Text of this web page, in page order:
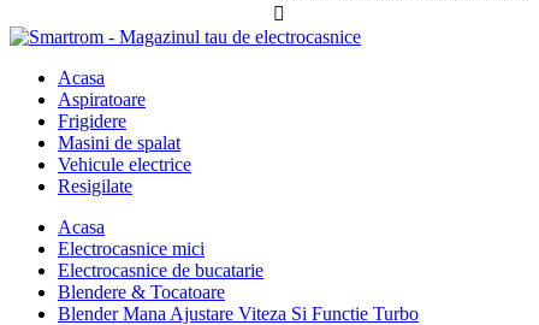

Acasa
Aspiratoare
Frigidere
Masini de spalat
Vehicule electrice
Resigilate
Acasa
Electrocasnice mici
Electrocasnice de bucatarie
Blendere & Tocatoare
Blender Mana Ajustare Viteza Si Functie Turbo